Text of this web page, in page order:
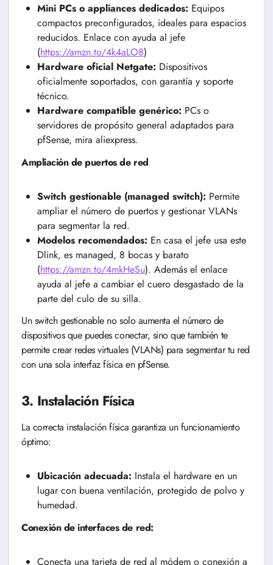
Mini PCs o appliances dedicados: Equipos
compactos preconfigurados, ideales para espacios
reducidos. Enlace con ayuda al jefe
(https://amzn.to/4k4aLO8)
Hardware oficial Netgate: Dispositivos
oficialmente soportados, con garantía y soporte
técnico.
Hardware compatible genérico: PCs o
servidores de propósito general adaptados para
pfSense, mira aliexpress.
Ampliación de puertos de red
Switch gestionable (managed switch): Permite
ampliar el número de puertos y gestionar VLANs
para segmentar la red.
Modelos recomendados: En casa el jefe usa este
Dlink, es managed, 8 bocas y barato
(https://amzn.to/4mkHeSu). Además el enlace
ayuda al jefe a cambiar el cuero desgastado de la
parte del culo de su silla.
Un switch gestionable no solo aumenta el número de
dispositivos que puedes conectar, sino que también te
permite crear redes virtuales (VLANs) para segmentar tu red
con una sola interfaz física en pfSense.
3. Instalación Física
La correcta instalación física garantiza un funcionamiento
óptimo:
Ubicación adecuada: Instala el hardware en un
lugar con buena ventilación, protegido de polvo y
humedad.
Conexión de interfaces de red:
Conecta una tarjeta de red al módem o conexión a